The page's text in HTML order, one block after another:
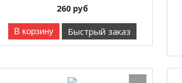
260руб
В корзину Быстрый заказ